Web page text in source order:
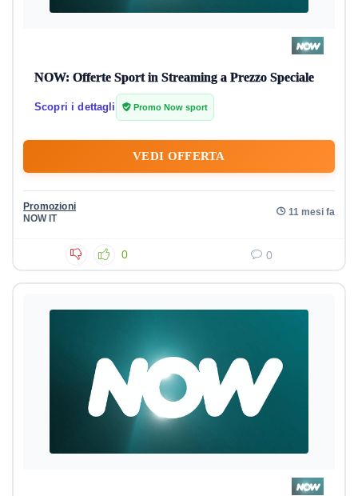
NOW: Offerte Sport in Streaming a Prezzo Speciale
Scopri i dettagli Promo Now sport
VEDI OFFERTA
Promozioni
NOW IT
11 mesi fa
0 0